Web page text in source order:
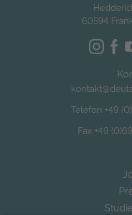
60594
Telefon +49
Fax +49